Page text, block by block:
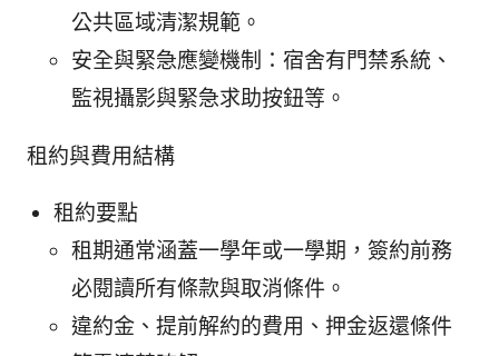
公共區域清潔規範。
安全與緊急應變機制：宿舍有門禁系統、
監視攝影與緊急求助按鈕等。
租約與費用結構
租約要點
租期通常涵蓋一學年或一學期，簽約前務
必閱讀所有條款與取消條件。
違約金、提前解約的費用、押金返還條件